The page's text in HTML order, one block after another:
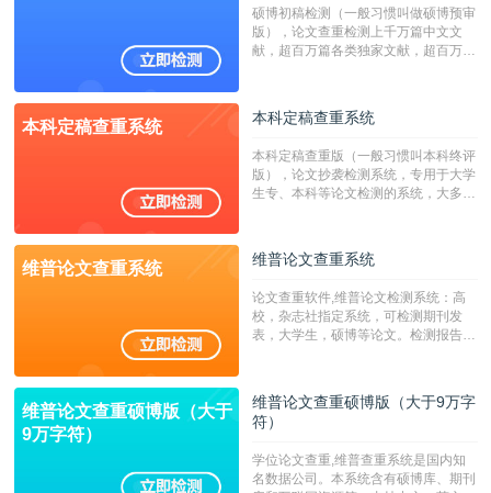
硕博初稿检测（一般习惯叫做硕博预审
版），论文查重检测上千万篇中文文
献，超百万篇各类独家文献，超百万港
校用来检测硕博论文的系统，检测范围
广，数据来源真实，检测算法合理!本
字符数30万）
本科定稿查重系统 本科定稿查重系统
本科定稿查重版（一般习惯叫本科终评
版），论文抄袭检测系统，专用于大学
生专、本科等论文检测的系统，大多数
维普论文查重系统 维普论文查重系统
论文查重软件,维普论文检测系统：高
校，杂志社指定系统，可检测期刊发
表，大学生，硕博等论文。检测报告支
维普论文查重硕博版（大于
9万字符）
维普论文查重硕博版（大于9万字
符）
学位论文查重,维普查重系统是国内知
名数据公司。本系统含有硕博库、期刊